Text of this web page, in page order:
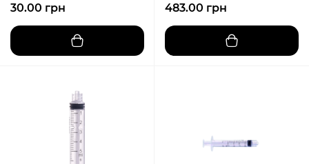
30.00 грн 483.00 грн